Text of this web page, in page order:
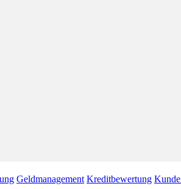
Geldmanagement Kreditbewertung